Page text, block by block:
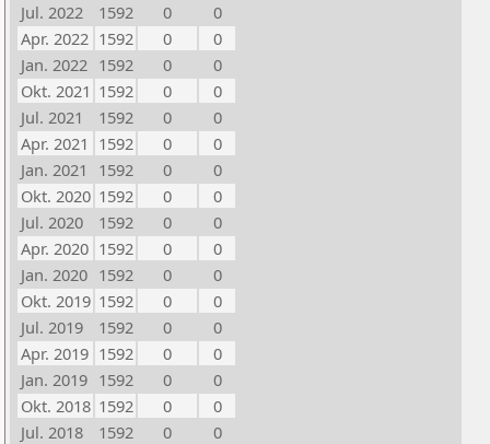
Jul. 2022
1592 0
0
Apr. 2022 1592 0
0
Jan. 2022 1592 0
0
Okt. 2021 1592 0
0
Jul. 2021
1592 0
0
Apr. 2021 1592 0
0
Jan. 2021
1592 0
0
Okt. 2020 1592 0
0
Jul. 2020
1592 0
0
Apr. 2020 1592 0
0
Jan. 2020 1592 0
0
Okt. 2019 1592 0
0
Jul. 2019
1592 0
0
Apr. 2019 1592 0
0
Jan. 2019 1592 0
0
Okt. 2018 1592 0
0
Jul. 2018
1592 0
0